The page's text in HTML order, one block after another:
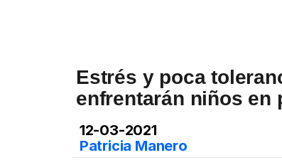
Estrés y poca
enfrentarán niños en
12-03-2021
Patricia Manero